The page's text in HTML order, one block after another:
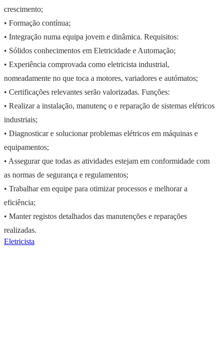
crescimento;
• Formação contínua;
• Integração numa equipa jovem e dinâmica. Requisitos:
• Sólidos conhecimentos em Eletricidade e Automação;
• Experiência comprovada como eletricista industrial,
nomeadamente no que toca a motores, variadores e autómatos;
• Certificações relevantes serão valorizadas. Funções:
• Realizar a instalação, manutenç o e reparação de sistemas elétricos
industriais;
• Diagnosticar e solucionar problemas elétricos em máquinas e
equipamentos;
• Assegurar que todas as atividades estejam em conformidade com
as normas de segurança e regulamentos;
• Trabalhar em equipe para otimizar processos e melhorar a
eficiência;
• Manter registos detalhados das manutenções e reparações
realizadas.
Eletricista